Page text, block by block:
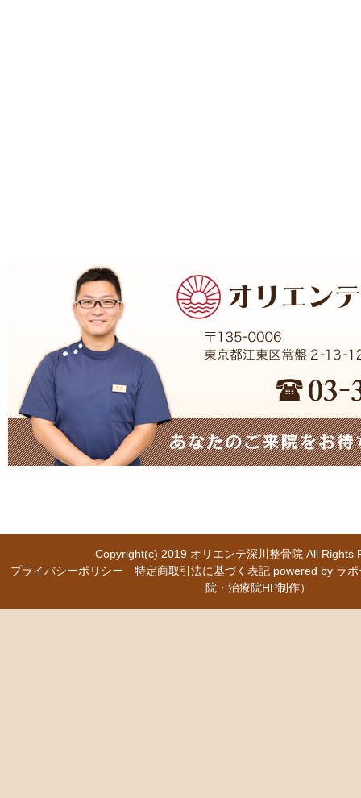
Copyright(c) 2019 オリエンテ深川整骨院 All
プライバシーポリシー
特定商取引法に基づく表記 powered by ラ
院・治療院HP制作）